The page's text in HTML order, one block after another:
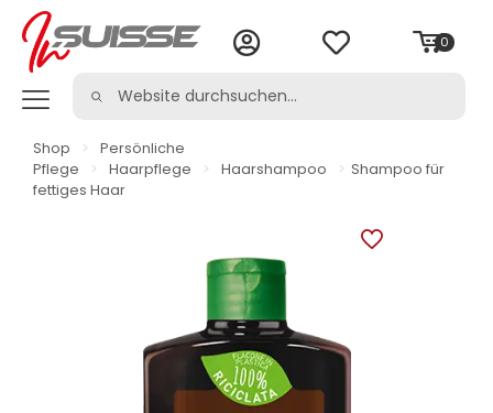
0
Shop >
Persönliche
Pflege
> Haarpflege > Haarshampoo > Shampoo für
fettiges Haar